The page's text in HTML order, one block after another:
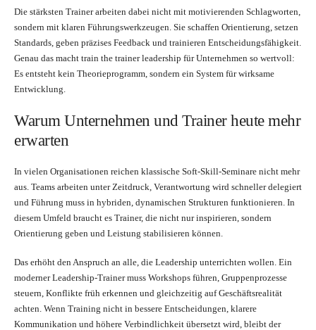
Die stärksten Trainer arbeiten dabei nicht mit motivierenden Schlagworten,
sondern mit klaren Führungswerkzeugen. Sie schaffen Orientierung, setzen
Standards, geben präzises Feedback und trainieren Entscheidungsfähigkeit.
Genau das macht train the trainer leadership für Unternehmen so wertvoll:
Es entsteht kein Theorieprogramm, sondern ein System für wirksame
Entwicklung.
Warum Unternehmen und Trainer heute mehr
erwarten
In vielen Organisationen reichen klassische Soft-Skill-Seminare nicht mehr
aus. Teams arbeiten unter Zeitdruck, Verantwortung wird schneller delegiert
und Führung muss in hybriden, dynamischen Strukturen funktionieren. In
diesem Umfeld braucht es Trainer, die nicht nur inspirieren, sondern
Orientierung geben und Leistung stabilisieren können.
Das erhöht den Anspruch an alle, die Leadership unterrichten wollen. Ein
moderner Leadership-Trainer muss Workshops führen, Gruppenprozesse
steuern, Konflikte früh erkennen und gleichzeitig auf Geschäftsrealität
achten. Wenn Training nicht in bessere Entscheidungen, klarere
Kommunikation und höhere Verbindlichkeit übersetzt wird, bleibt der